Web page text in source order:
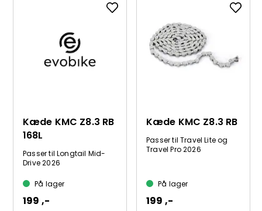
Kæde KMC Z8.3 RB
168L
Passer til Longtail Mid-
Drive 2026
På lager
199 ,-
Kæde KMC Z8.3 RB
Passer til Travel Lite og
Travel Pro 2026
På lager
199 ,-